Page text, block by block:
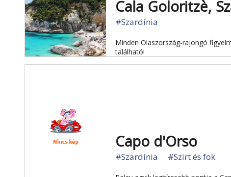
Cala Goloritzè,
#Szardínia
Minden Olaszország-rajongó
található!
Capo d'Orso
#Szardínia #Szirt és fok